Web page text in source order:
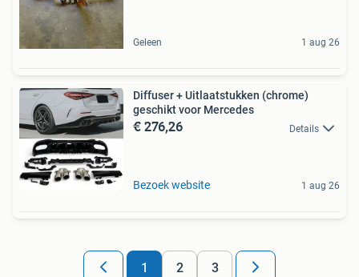
Geleen 1 aug 26
Diffuser + Uitlaatstukken (chrome)
geschikt voor Mercedes
€ 276,26 Details
Bezoek website 1 aug 26
1 2 3